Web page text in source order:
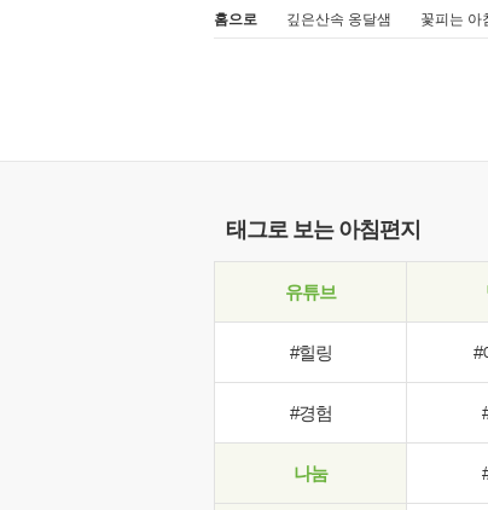
홈으로 깊은산속 옹달샘 꽃피는 아
태그로 보는 아침편지
유튜브
#힐링 #
#경험
나눔